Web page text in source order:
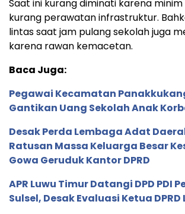
Saat ini kurang diminati karena
kurang perawatan infrastruktur.
lintas saat jam pulang sekolah juga
karena rawan kemacetan.
Baca Juga:
Pegawai Kecamatan
Gantikan Uang Sekolah Anak
Desak Perda Lembaga Adat
Ratusan Massa Keluarga Besar
Gowa Geruduk Kantor DPRD
APR Luwu Timur Datangi DPD PDI
Sulsel, Desak Evaluasi Ketua